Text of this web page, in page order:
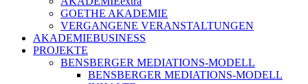
GOETHE AKADEMIE
VERGANGENE VERANSTALTUNGEN
AKADEMIEBUSINESS
PROJEKTE
BENSBERGER MEDIATIONS-MODELL
BENSBERGER MEDIATIONS-MODELL